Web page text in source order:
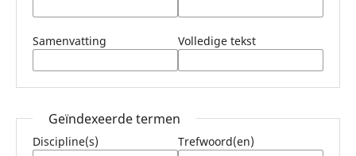
Samenvatting Volledige tekst
Geïndexeerde termen
Discipline(s) Trefwoord(en)